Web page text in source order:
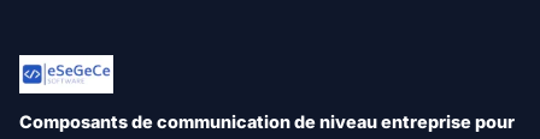
Composants de communication de niveau entreprise pour